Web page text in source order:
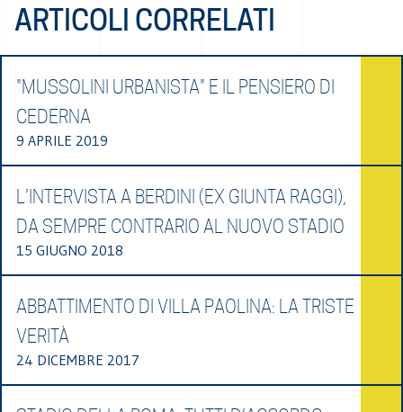
ARTICOLI CORRELATI
"MUSSOLINI URBANISTA" E IL PENSIERO DI
CEDERNA
9 APRILE 2019
L’INTERVISTA A BERDINI (EX GIUNTA RAGGI),
DA SEMPRE CONTRARIO AL NUOVO STADIO
15 GIUGNO 2018
ABBATTIMENTO DI VILLA PAOLINA: LA TRISTE
VERITÀ
24 DICEMBRE 2017